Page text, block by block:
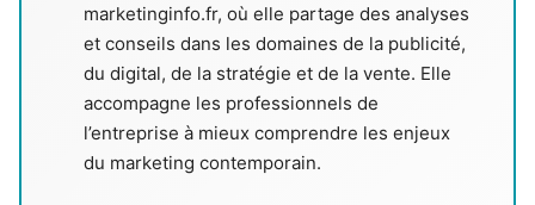
marketinginfo.fr, où elle partage des analyses
et conseils dans les domaines de la publicité,
du digital, de la stratégie et de la vente. Elle
accompagne les professionnels de
l’entreprise à mieux comprendre les enjeux
du marketing contemporain.